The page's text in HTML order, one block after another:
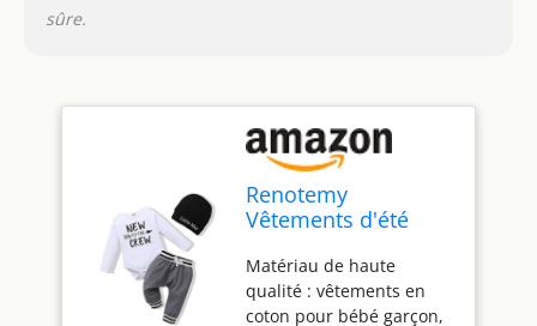
garçon de 6 à 9 mois,
vêtements pour bébé
garçon de 9 à 12 mois,
de 12 à 18 mois Contenu
de l'emballage : vous
recevrez 1 barboteuse à
manches longues +
pantalon + 1 joli
sûre.
Renotemy
Vêtements d'été
en coton avec t-shirt
à manches courtes
et short Dinosaures
Matériau de haute
qualité : vêtements en
coton pour bébé garçon,